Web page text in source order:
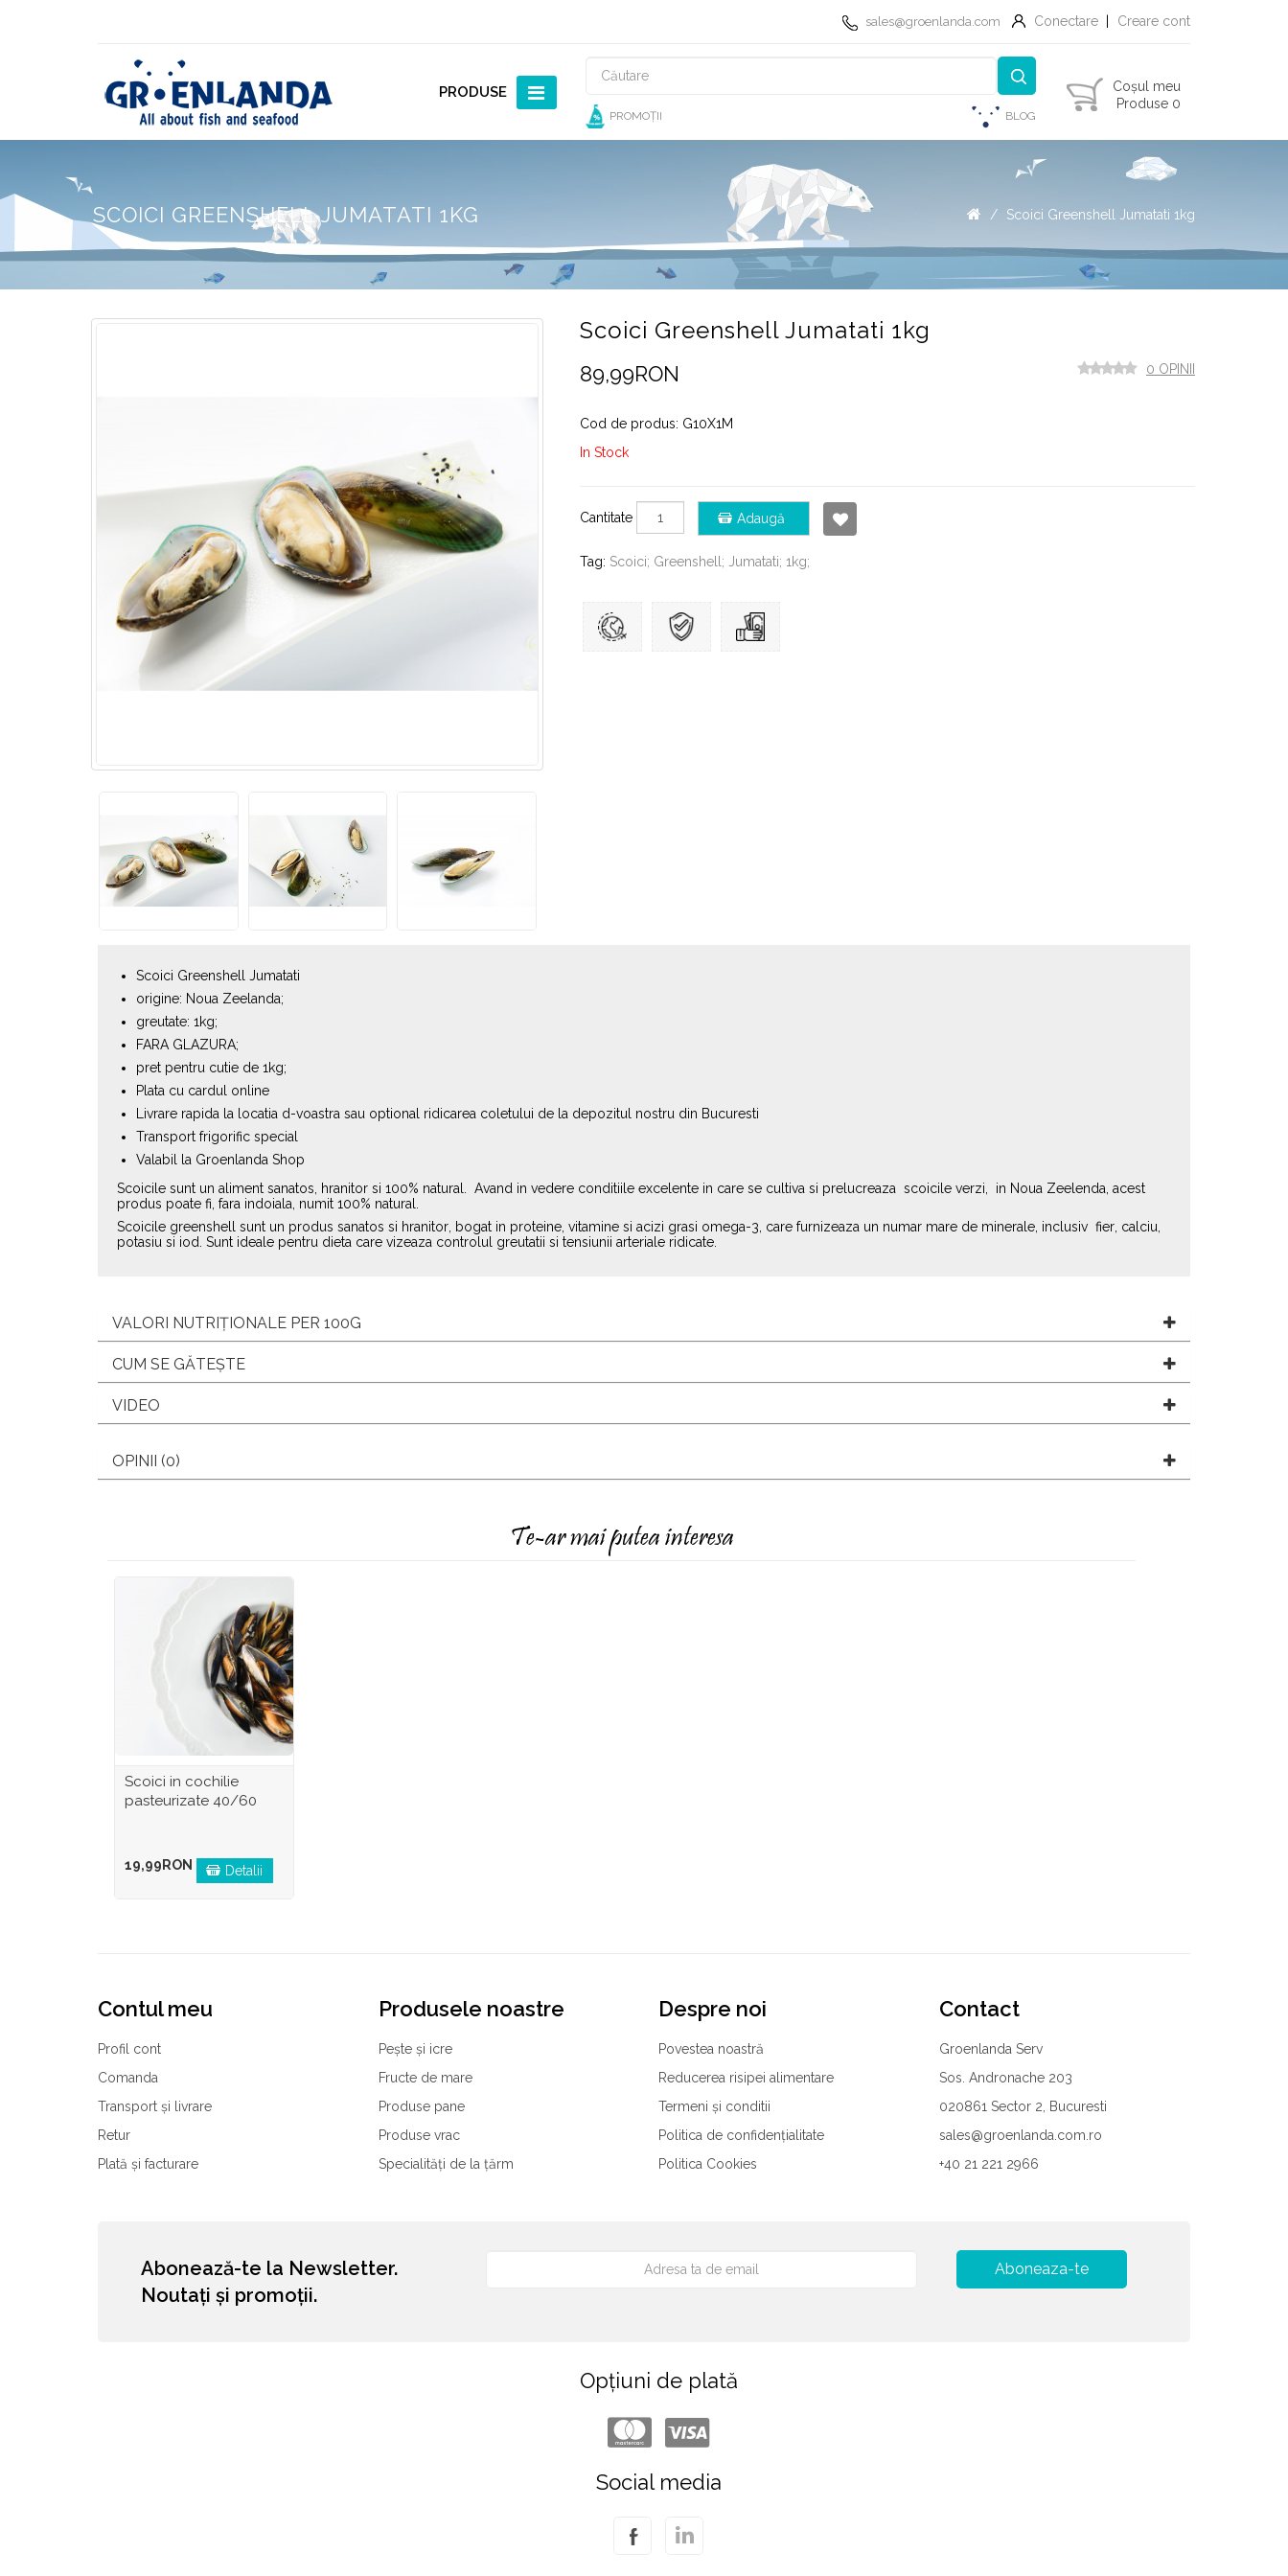
sales@groenlanda.com Conectare Creare cont
PRODUSE
PROMOȚII BLOG
Coșul meu
Produse 0
SCOICI GREENSHELL JUMATATI 1KG Scoici Greenshell Jumatati 1kg
Scoici Greenshell Jumatati 1kg
89,99RON 0 OPINII
Cod de produs: G10X1M
In Stock
Cantitate Adaugă
Tag: Scoici; Greenshell; Jumatati; 1kg;
Scoici Greenshell Jumatati
origine: Noua Zeelanda;
greutate: 1kg;
FARA GLAZURA;
pret pentru cutie de 1kg;
Plata cu cardul online
Livrare rapida la locatia d-voastra sau optional ridicarea coletului de la depozitul nostru din Bucuresti
Transport frigorific special
Valabil la Groenlanda Shop
Scoicile sunt un aliment sanatos, hranitor si 100% natural. Avand in vedere conditiile excelente in care se cultiva si prelucreaza scoicile verzi, in Noua Zeelenda, acest
produs poate fi, fara indoiala, numit 100% natural.
Scoicile greenshell sunt un produs sanatos si hranitor, bogat in proteine, vitamine si acizi grasi omega-3, care furnizeaza un numar mare de minerale, inclusiv fier, calciu,
potasiu si iod. Sunt ideale pentru dieta care vizeaza controlul greutatii si tensiunii arteriale ridicate.
VALORI NUTRIȚIONALE PER 100G
CUM SE GĂTEȘTE
VIDEO
OPINII (0)
Te-ar mai putea interesa
Scoici in cochilie
pasteurizate 40/60
19,99RON Detalii
Contul meu
Profil cont
Comanda
Transport și livrare
Retur
Plată și facturare
Produsele noastre
Pește și icre
Fructe de mare
Produse pane
Produse vrac
Specialități de la țărm
Despre noi
Povestea noastră
Reducerea risipei alimentare
Termeni și conditii
Politica de confidențialitate
Politica Cookies
Contact
Groenlanda Serv
Sos. Andronache 203
020861 Sector 2, Bucuresti
sales@groenlanda.com.ro
+40 21 221 2966
Abonează-te la Newsletter.
Noutați și promoții.
Aboneaza-te
Opțiuni de plată
Social media